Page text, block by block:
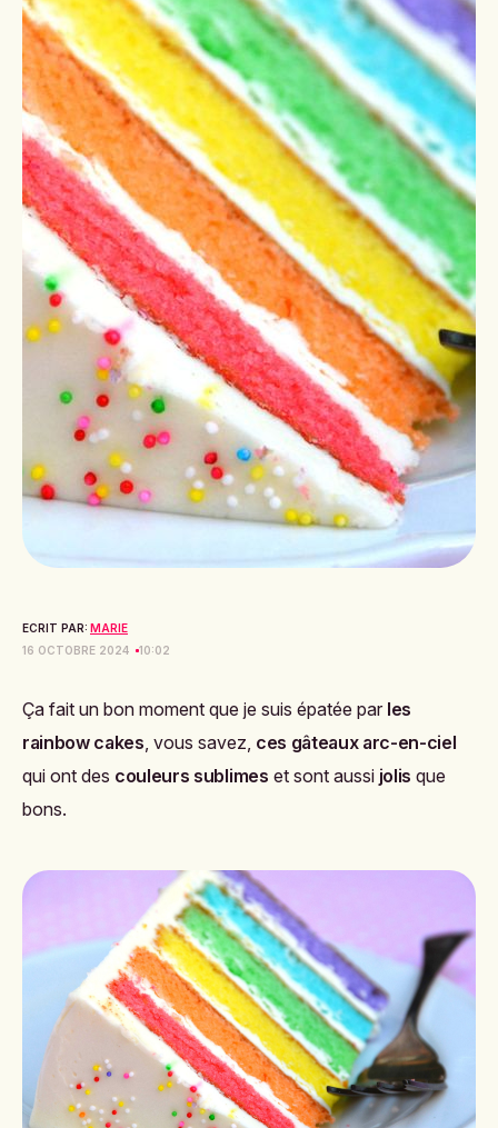
ECRIT PAR: MARIE
16 OCTOBRE 2024
10:02
Ça fait un bon moment que je suis épatée par les
rainbow cakes, vous savez, ces gâteaux arc-en-ciel
qui ont des couleurs sublimes et sont aussi jolis que
bons.